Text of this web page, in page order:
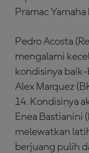
Pramac
Pedro Acosta
mengalami
kondisinya
Alex Marquez
14. Kondisinya
Enea Bastianini
melewatkan
berjuang pulih